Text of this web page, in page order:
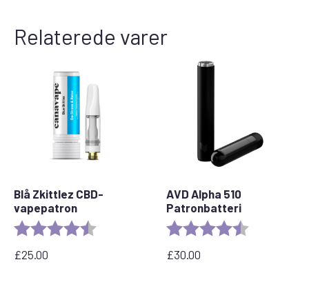
Relaterede varer
Blå Zkittlez CBD-
vapepatron
Rating: 4.6 out of 5 stars
£25.00
AVD Alpha 510
Patronbatteri
Rating: 4.7 out of 5
£30.00